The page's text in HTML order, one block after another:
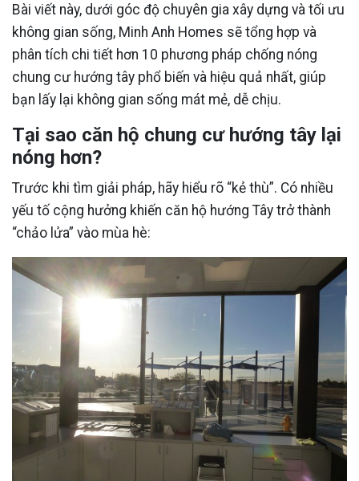
Bài viết này, dưới góc độ chuyên gia xây dựng và tối ưu
không gian sống, Minh Anh Homes sẽ tổng hợp và
phân tích chi tiết hơn 10 phương pháp chống nóng
chung cư hướng tây phổ biến và hiệu quả nhất, giúp
bạn lấy lại không gian sống mát mẻ, dễ chịu.
Tại sao căn hộ chung cư hướng tây lại
nóng hơn?
Trước khi tìm giải pháp, hãy hiểu rõ “kẻ thù”. Có nhiều
yếu tố cộng hưởng khiến căn hộ hướng Tây trở thành
“chảo lửa” vào mùa hè: